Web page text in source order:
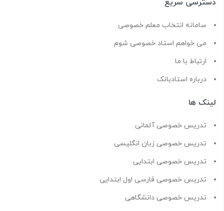
دسترسی سریع
سامانه انتخاب معلم خصوصی
می خواهم استاد خصوصی شوم
ارتباط با ما
درباره استادبانک
لینک ها
تدریس خصوصی آلمانی
تدریس خصوصی زبان انگلیسی
تدریس خصوصی ابتدایی
تدریس خصوصی فارسی اول ابتدایی
تدریس خصوصی دانشگاهی